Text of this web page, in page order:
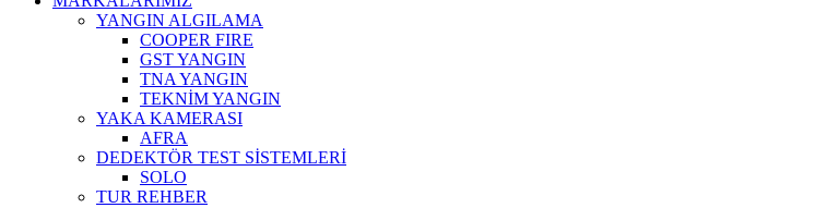
YANGIN ALGILAMA
COOPER FIRE
GST YANGIN
TNA YANGIN
TEKNİM YANGIN
YAKA KAMERASI
AFRA
DEDEKTÖR TEST SİSTEMLERİ
SOLO
TUR REHBER